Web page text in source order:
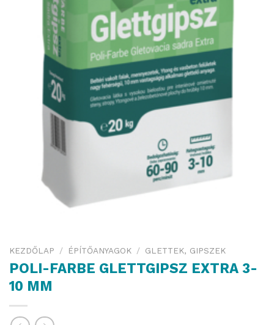
KEZDŐLAP / ÉPÍTŐANYAGOK / GLETTEK, GIPSZEK
POLI-FARBE GLETTGIPSZ EXTRA 3-
10 MM